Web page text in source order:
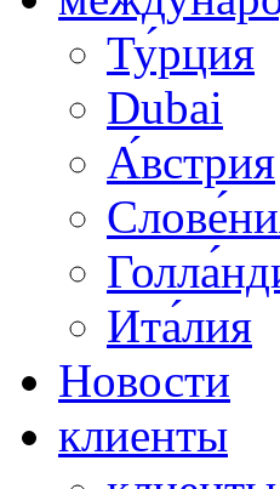
Ту́рция
Dubai
А́встрия
Ита́лия
Новости
клиенты